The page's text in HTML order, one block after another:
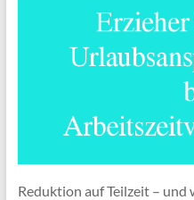
Reduktion auf Teilzeit – und